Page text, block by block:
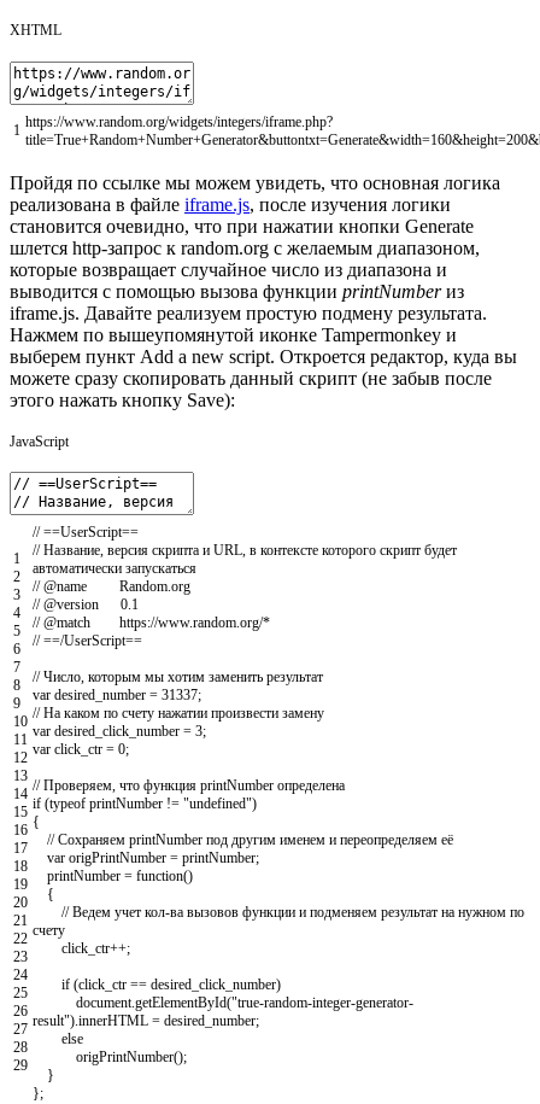
XHTML
1 https://www.random org/widgets/integers/iframe php?
title=True+Random+Number+Generator&buttontxt=Generate&width=160&height=200&
Пройдя по ссылке мы можем увидеть, что основная логика
реализована в файле iframe.js, после изучения логики
становится очевидно, что при нажатии кнопки Generate
шлется http-запрос к random.org с желаемым диапазоном,
которые возвращает случайное число из диапазона и
выводится с помощью вызова функции printNumberиз
iframe.js. Давайте реализуем простую подмену результата.
Нажмем по вышеупомянутой иконке Tampermonkey и
выберем пункт Add a new script. Откроется редактор, куда вы
можете сразу скопировать данный скрипт (не забыв после
этого нажать кнопку Save):
JavaScript
1
2
3
4
5
6
7
8
9
10
11
12
13
14
15
16
17
18
19
20
21
22
23
24
25
26
27
28
29
// ==UserScript==
// Название, версия скрипта и URL, в контексте которого скрипт будет
автоматически запускаться
// @name Random.org
// @version 0.1
// @match https://www.random.org/*
// ==/UserScript==
// Число, которым мы хотим заменить результат
var desired_number = 31337;
// На каком по счету нажатии произвести замену
var desired_click_number = 3;
var click_ctr = 0;
// Проверяем, что функция printNumber определена
if (typeof printNumber != "undefined")
{
// Сохраняем printNumber под другим именем и переопределяем её
var origPrintNumber = printNumber;
printNumber = function()
{
// Ведем учет кол-ва вызовов функции и подменяем результат на нужном по
счету
click_ctr++;
if (click_ctr == desired_click_number)
document.getElementById("true-random-integer-generator-
result").innerHTML = desired_number;
else
origPrintNumber();
}
};